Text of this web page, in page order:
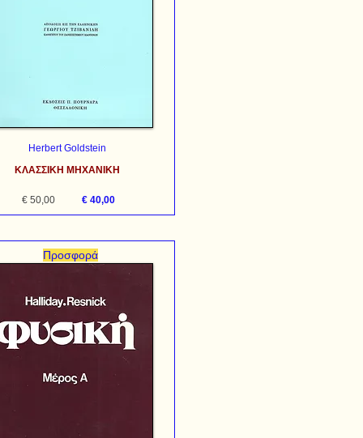
Herbert Goldstein
ΚΛΑΣΣΙΚΗ ΜΗΧΑΝΙΚΗ
€ 50,00 € 40,00
Προσφορά